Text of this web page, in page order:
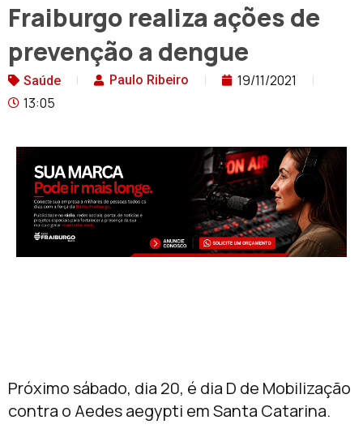
Fraiburgo realiza ações de
prevenção a dengue
Saúde Paulo Ribeiro
19/11/2021
13:05
Próximo sábado, dia 20, é dia D de Mobilização
contra o Aedes aegypti em Santa Catarina.